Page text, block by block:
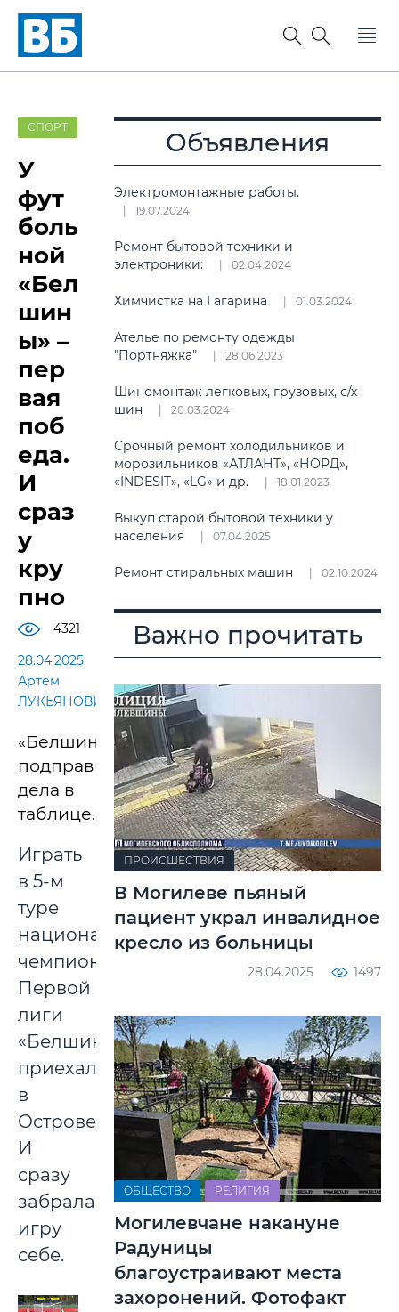
СПОРТ
У
фут
боль
ной
«Бел
шин
ы» –
пер
вая
поб
еда.
И
сраз
у
кру
пно
4321
28.04.2025
Артём
ЛУКЬЯНОВИЧ
«Белшина»
подправила
дела в
таблице.
Играть
в 5-м
туре
национального
чемпионата
Первой
лиги
«Белшина»
приехала
в
Островец.
И
сразу
забрала
игру
себе.
Объявления
Электромонтажные работы.
19.07.2024
Ремонт бытовой техники и
электроники:
02.04.2024
Химчистка на Гагарина 01.03.2024
Ателье по ремонту одежды
"Портняжка"
28.06.2023
Шиномонтаж легковых, грузовых, с/х
шин
20.03.2024
Срочный ремонт холодильников и
морозильников «АТЛАНТ», «НОРД»,
«INDESIT», «LG» и др.
18.01.2023
Выкуп старой бытовой техники у
населения
07.04.2025
Ремонт стиральных машин 02.10.2024
Важно прочитать
ПРОИСШЕСТВИЯ
В Могилеве пьяный
пациент украл инвалидное
кресло из больницы
28.04.2025 1497
ОБЩЕСТВО РЕЛИГИЯ
Могилевчане накануне
Радуницы
благоустраивают места
захоронений. Фотофакт